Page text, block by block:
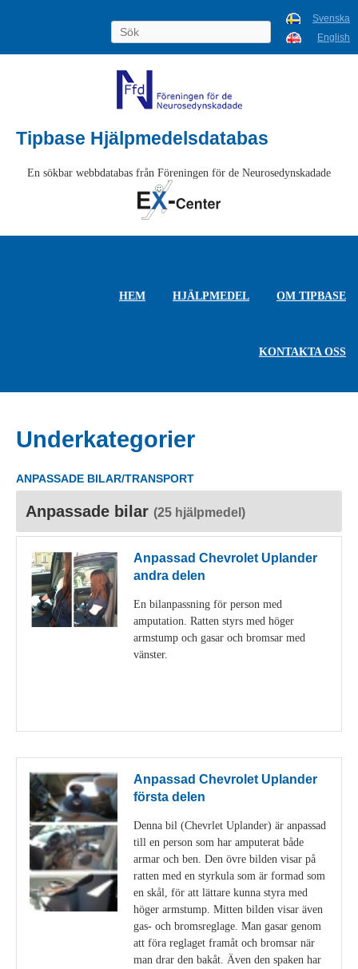
Svenska
English
Tipbase Hjälpmedelsdatabas
En sökbar webbdatabas från Föreningen för de Neurosedynskadade
HEM HJÄLPMEDEL OM TIPBASE
KONTAKTA OSS
Underkategorier
ANPASSADE BILAR/TRANSPORT
Anpassade bilar (25 hjälpmedel)
Anpassad Chevrolet Uplander
andra delen
En bilanpassning för person med
amputation. Ratten styrs med höger
armstump och gasar och bromsar med
vänster.
Anpassad Chevrolet Uplander
första delen
Denna bil (Chevrlet Uplander) är anpassad
till en person som har amputerat både
armar och ben. Den övre bilden visar på
ratten med en styrkula som är formad som
en skål, för att lättare kunna styra med
höger armstump. Mitten bilden visar även
gas- och bromsreglage. Man gasar genom
att föra reglaget framåt och bromsar när
man drar den bakåt. Även den spaken har